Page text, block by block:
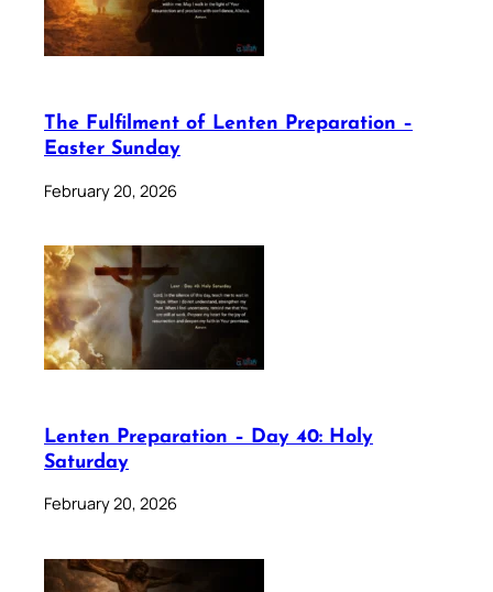
The Fulfilment of Lenten Preparation –
Easter Sunday
February 20, 2026
Lenten Preparation – Day 40: Holy
Saturday
February 20, 2026